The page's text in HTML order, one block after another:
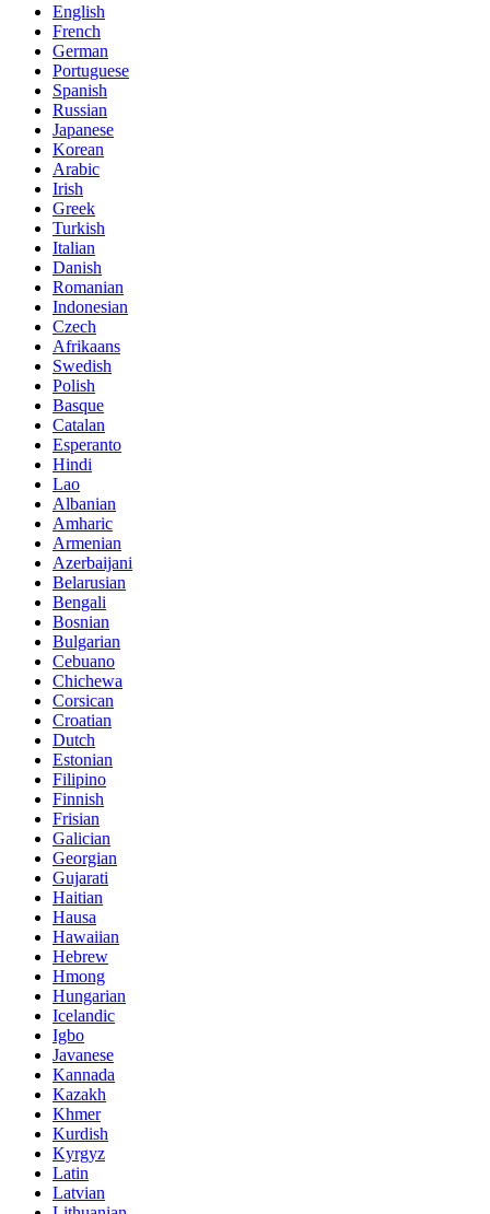
English
French
German
Portuguese
Spanish
Russian
Japanese
Korean
Arabic
Irish
Greek
Turkish
Italian
Danish
Romanian
Indonesian
Czech
Afrikaans
Swedish
Polish
Basque
Catalan
Esperanto
Hindi
Lao
Albanian
Amharic
Armenian
Azerbaijani
Belarusian
Bengali
Bosnian
Bulgarian
Cebuano
Chichewa
Corsican
Croatian
Dutch
Estonian
Filipino
Finnish
Frisian
Galician
Georgian
Gujarati
Haitian
Hausa
Hawaiian
Hebrew
Hmong
Hungarian
Icelandic
Igbo
Javanese
Kannada
Kazakh
Khmer
Kurdish
Kyrgyz
Latin
Latvian